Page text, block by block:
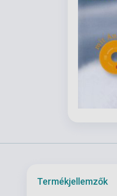
Termékjellemzők